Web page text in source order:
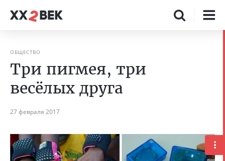
ОБЩЕСТВО
Три пигмея, три
весёлых друга
27 февраля 2017